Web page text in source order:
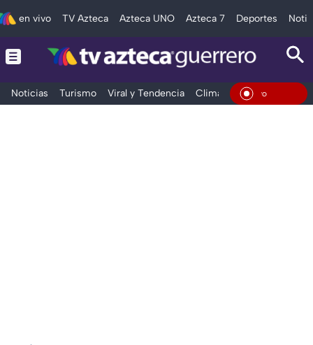
en vivo TV Azteca Azteca UNO Azteca 7 Deportes
Noticias Turismo Viral y Tendencia Clima Deportes En Vivo